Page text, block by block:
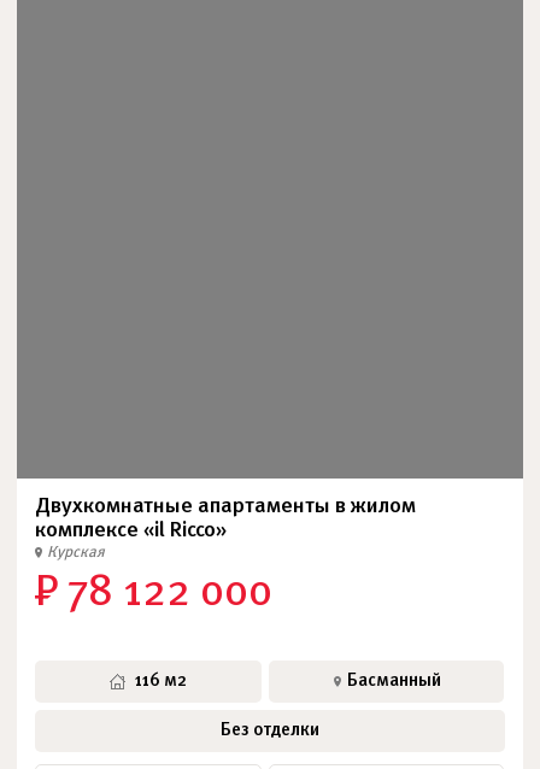
Двухкомнатные апартаменты в жилом
комплексе «il Ricco»
Курская
₽ 78 122 000
116 м2 Басманный
Без отделки